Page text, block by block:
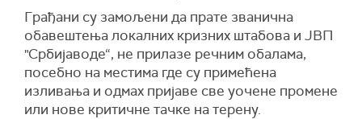
Грађани су замољени да прате званична
обавештења локалних кризних штабова и ЈВП
"Србијаводе“, не прилазе речним обалама,
посебно на местима где су примећена
изливања и одмах пријаве све уочене промене
или нове критичне тачке на терену.